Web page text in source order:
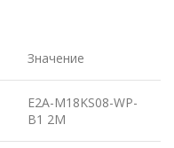
Значение
E2A-M18KS08-WP-
B1 2M